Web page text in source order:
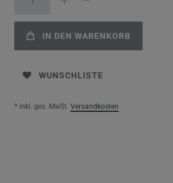
IN DEN WARENKORB
WUNSCHLISTE
* inkl. ges. MwSt. Versandkosten